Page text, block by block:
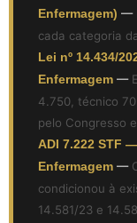
Enfermagem) —
cada categoria
Lei nº 14.434/
Enfermagem —
4.750, técnico
pelo Congresso
ADI 7.222 STF
Enfermagem —
condicionou à
14.581/23 e